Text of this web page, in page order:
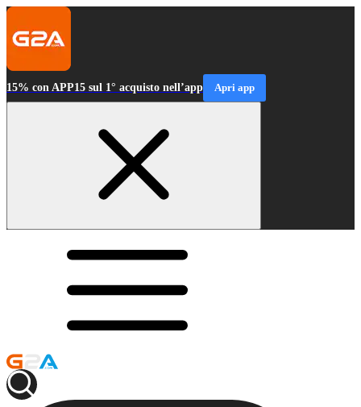
15% con APP15 sul 1° acquisto nell’app Apri app